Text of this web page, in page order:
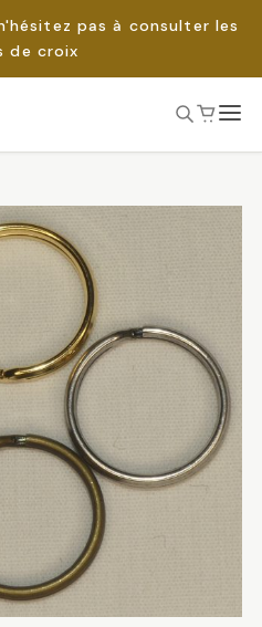
pas à consulter les
de croix